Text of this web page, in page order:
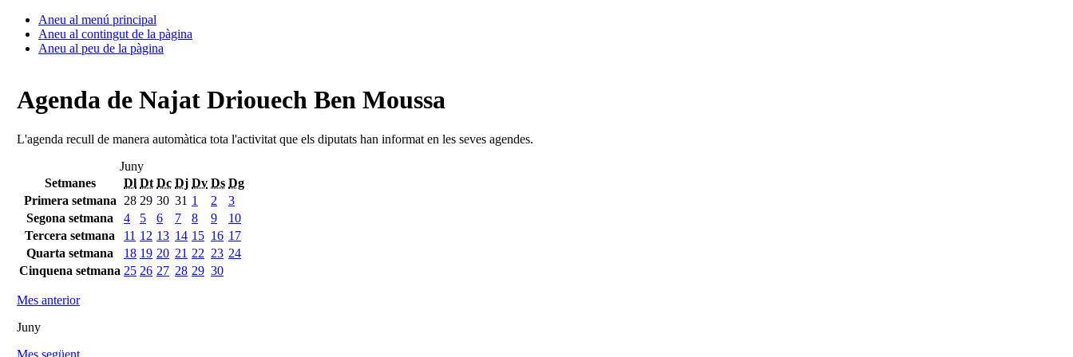
Aneu al menú principal
Aneu al contingut de la pàgina
Aneu al peu de la pàgina
Agenda de Najat Driouech Ben Moussa
L'agenda recull de manera automàtica tota l'activitat que els diputats han informat en les seves agendes.
Juny
Setmanes
Dl Dt Dc Dj Dv Ds Dg
Primera setmana
28 29 30 31 1 2
3
Segona setmana
4 5 6 7 8 9
10
Tercera setmana
11 12 13 14 15 16 17
Quarta setmana
18 19 20 21 22 23 24
Cinquena setmana 25 26 27 28 29 30
Mes anterior
Juny
Mes següent